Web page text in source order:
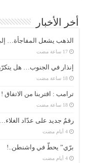
أخر الأخبار
الذهب يشعل المفاجأة…
إنذار في الجنوب… هل
ترامب : اقتربنا من الاتفاق !
رقمٌ جديد على عدّاد
برّي” يحطّ في واشنطن..!